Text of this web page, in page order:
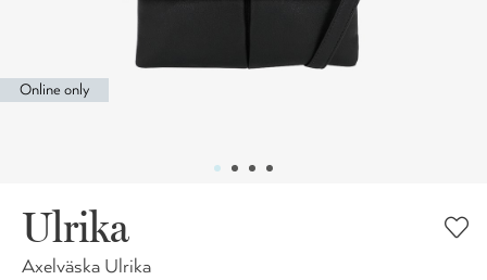
Online only
Ulrika
Axelväska Ulrika